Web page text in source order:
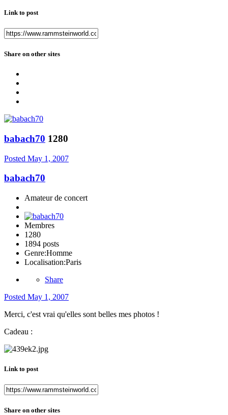
Link to post
Share on other sites
babach70 1280
Posted May 1, 2007
babach70
Amateur de concert
Membres
1280
1894 posts
Genre:Homme
Localisation:Paris
Share
Posted May 1, 2007
Merci, c'est vrai qu'elles sont belles mes photos !
Cadeau :
Link to post
Share on other sites